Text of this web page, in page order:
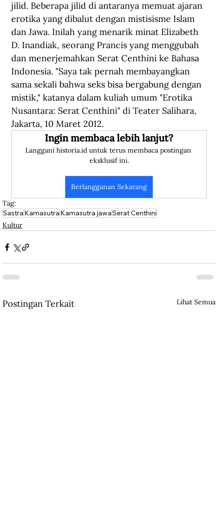
jilid. Beberapa jilid di antaranya memuat ajaran
erotika yang dibalut dengan mistisisme Islam
dan Jawa. Inilah yang menarik minat Elizabeth
D. Inandiak, seorang Prancis yang menggubah
dan menerjemahkan Serat Centhini ke Bahasa
Indonesia. "Saya tak pernah membayangkan
sama sekali bahwa seks bisa bergabung dengan
mistik," katanya dalam kuliah umum "Erotika
Nusantara: Serat Centhini" di Teater Salihara,
Jakarta, 10 Maret 2012.
Ingin membaca lebih lanjut?
Langgani historia.id untuk terus membaca postingan
eksklusif ini.
Berlangganan Sekarang
Tag:
SastraKamasutraKamasutra jawaSerat Centhini
Kultur
Postingan Terkait Lihat Semua